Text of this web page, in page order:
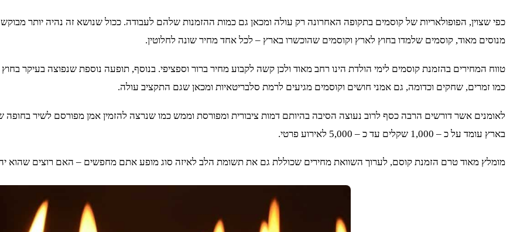
כפי שצוין, הפופולאריות של קוסמים בתקופה האחרונה רק עולה ומכאן גם כמות ההזמנות שלהם לעבודה. ככול שנושא זה נהיה יותר
מנוסים מאוד, קוסמים שלמדו בחוץ לארץ וקוסמים שהוכשרו בארץ – לכל אחד מחיר שונה לחלוטין.
טווח המחירים בהזמנת קוסמים לימי הולדת הינו רחב מאוד ולכן קשה לקבוע מחיר ברור וספציפי. בנוסף, תופעה נוספת שנפוצה בעיקר
כמו זמרים, שחקים וכדומה, גם אמני חושים וקוסמים מגיעים לרמת סלבריטאיות ומכאן שגם התקציב עולה.
לאומנים אשר דורשים הרבה כסף לרוב נעוצה הסיבה בהיותם דמות ציבורית ומפורסת וממש כמו שנרצה להזמין אמן מפורסם לשיר
בארץ עומד על כ – 1,000 שקלים עד כ – 5,000 לאירוע פרטי.
מומלץ מאוד טרם הזמנת קוסם, לערוך השוואת מחירים שכוללת גם את תשומת הלב לאיזה סוג מופע אתם מחפשים – האם רוצים שהוא